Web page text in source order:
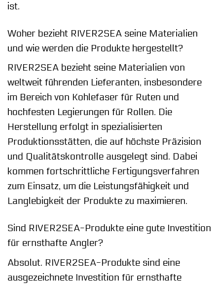
ist.
Woher bezieht RIVER2SEA seine Materialien
und wie werden die Produkte hergestellt?
RIVER2SEA bezieht seine Materialien von
weltweit führenden Lieferanten, insbesondere
im Bereich von Kohlefaser für Ruten und
hochfesten Legierungen für Rollen. Die
Herstellung erfolgt in spezialisierten
Produktionsstätten, die auf höchste Präzision
und Qualitätskontrolle ausgelegt sind. Dabei
kommen fortschrittliche Fertigungsverfahren
zum Einsatz, um die Leistungsfähigkeit und
Langlebigkeit der Produkte zu maximieren.
Sind RIVER2SEA-Produkte eine gute Investition
für ernsthafte Angler?
Absolut. RIVER2SEA-Produkte sind eine
ausgezeichnete Investition für ernsthafte